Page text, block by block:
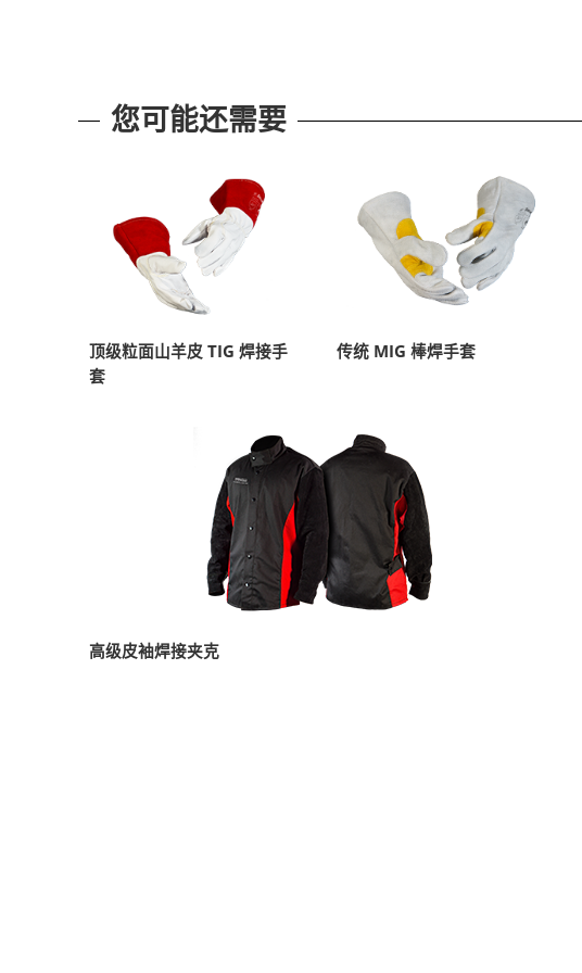
您可能还需要
顶级粒面山羊皮 TIG 焊接手
套
传统 MIG 棒焊手套
高级皮袖焊接夹克